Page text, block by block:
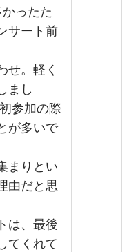
ったた
サート前
せ。軽く
まし
参加の際
が多いで
まりとい
由だと思
は、最後
てくれて